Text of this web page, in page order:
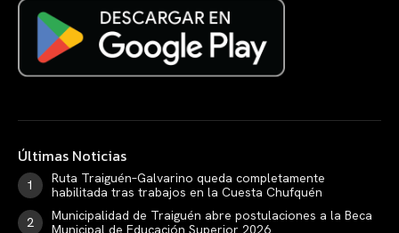
Últimas Noticias
Ruta Traiguén–Galvarino queda completamente
habilitada tras trabajos en la Cuesta Chufquén
Municipalidad de Traiguén abre postulaciones a la Beca
Municipal de Educación Superior 2026